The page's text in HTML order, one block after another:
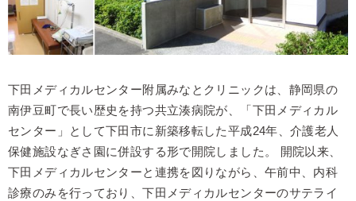
下田メディカルセンター附属みなとクリニックは、静岡県の
南伊豆町で長い歴史を持つ共立湊病院が、「下田メディカル
センター」として下田市に新築移転した平成24年、介護老人
保健施設なぎさ園に併設する形で開院しました。 開院以来、
下田メディカルセンターと連携を図りながら、午前中、内科
診療のみを行っており、下田メディカルセンターのサテライ